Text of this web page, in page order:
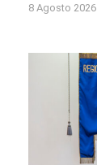
8 Agosto 2026